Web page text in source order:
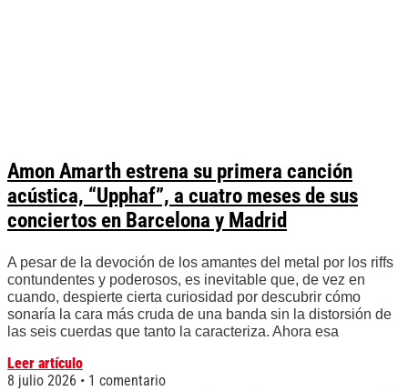
Amon Amarth estrena su primera canción
acústica, “Upphaf”, a cuatro meses de sus
conciertos en Barcelona y Madrid
A pesar de la devoción de los amantes del metal por los riffs
contundentes y poderosos, es inevitable que, de vez en
cuando, despierte cierta curiosidad por descubrir cómo
sonaría la cara más cruda de una banda sin la distorsión de
las seis cuerdas que tanto la caracteriza. Ahora esa
Leer artículo
8 julio 2026
1 comentario